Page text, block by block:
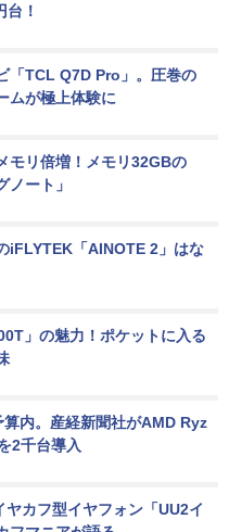
！
「TCL Q7D Pro」。圧巻の
ムが極上体験に
モリ倍増！メモリ32GBの
ノート」
iFLYTEK「AINOTE 2」はな
」の魅力！ポケットに入る
算内。産経新聞社がAMD Ryz
2千台導入
ヤカフ型イヤフォン「UU2イ